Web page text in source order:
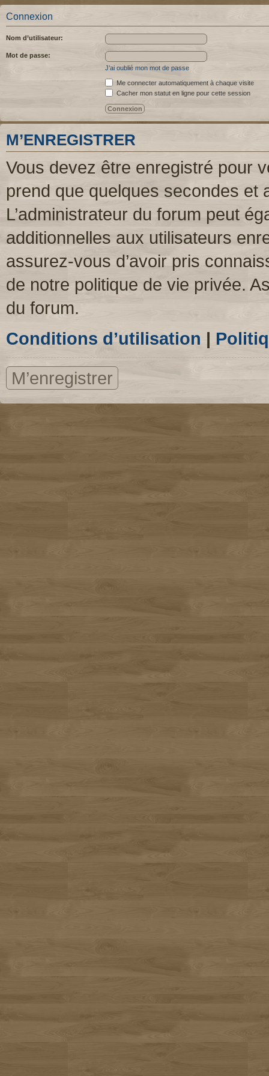
Connexion
Nom d’utilisateur:
Mot de passe:
J’ai oublié mon mot de passe
Me connecter automatiquement à chaque visite
Cacher mon statut en ligne pour cette session
M’ENREGISTRER
Vous devez être enregistré pour
prend que quelques secondes et
L’administrateur du forum peut
additionnelles aux utilisateurs
assurez-vous d’avoir pris
de notre politique de vie privée.
du forum.
Conditions d’utilisation |
M’enregistrer